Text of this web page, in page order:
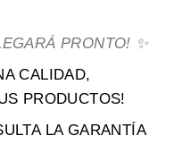
PRONTO! ✨
CALIDAD,
PRODUCTOS!
LA GARANTÍA